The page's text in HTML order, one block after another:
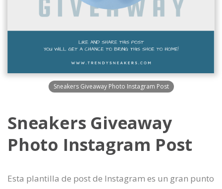
Sneakers Giveaway Photo Instagram Post
Sneakers Giveaway
Photo Instagram Post
Esta plantilla de post de Instagram es un gran punto